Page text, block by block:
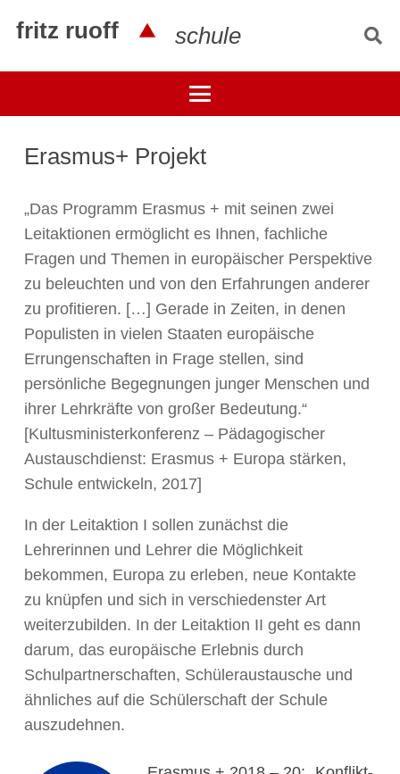
fritz ruoff schule
Erasmus+ Projekt
„Das Programm Erasmus + mit seinen zwei
Leitaktionen ermöglicht es Ihnen, fachliche
Fragen und Themen in europäischer Perspektive
zu beleuchten und von den Erfahrungen anderer
zu profitieren. […] Gerade in Zeiten, in denen
Populisten in vielen Staaten europäische
Errungenschaften in Frage stellen, sind
persönliche Begegnungen junger Menschen und
ihrer Lehrkräfte von großer Bedeutung.“
[Kultusministerkonferenz – Pädagogischer
Austauschdienst: Erasmus + Europa stärken,
Schule entwickeln, 2017]
In der Leitaktion I sollen zunächst die
Lehrerinnen und Lehrer die Möglichkeit
bekommen, Europa zu erleben, neue Kontakte
zu knüpfen und sich in verschiedenster Art
weiterzubilden. In der Leitaktion II geht es dann
darum, das europäische Erlebnis durch
Schulpartnerschaften, Schüleraustausche und
ähnliches auf die Schülerschaft der Schule
auszudehnen.